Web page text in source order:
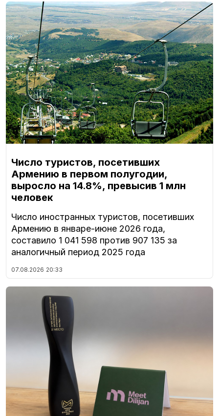
Число туристов, посетивших
Армению в первом полугодии,
выросло на 14.8%, превысив 1 млн
человек
Число иностранных туристов, посетивших
Армению в январе-июне 2026 года,
составило 1 041 598 против 907 135 за
аналогичный период 2025 года
07.08.2026 20:33